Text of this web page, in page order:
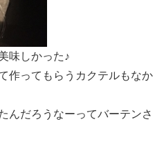
味しかった♪
作ってもらうカクテルもなか
んだろうなーってバーテンさ